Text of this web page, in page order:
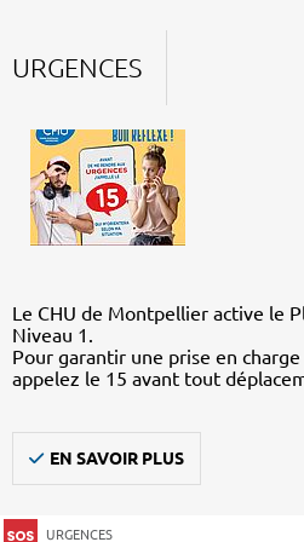
URGENCES
Le CHU de Montpellier active le
Niveau 1.
Pour garantir une prise en charge
appelez le 15 avant tout
EN SAVOIR PLUS
URGENCES